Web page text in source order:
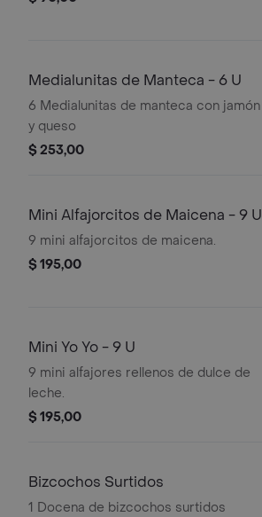
Medialunitas de Manteca - 6 U
6 Medialunitas de manteca con jamón
y queso
$ 253,00
Mini Alfajorcitos de Maicena - 9 U
9 mini alfajorcitos de maicena.
$ 195,00
Mini Yo Yo - 9 U
9 mini alfajores rellenos de dulce de
leche.
$ 195,00
Bizcochos Surtidos
1 Docena de bizcochos surtidos